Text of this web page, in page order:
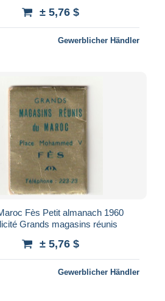
SCANS
± 5,76 $
Gewerblicher Händler
Fès Petit almanach 1960
Grands magasins réunis
± 5,76 $
Gewerblicher Händler